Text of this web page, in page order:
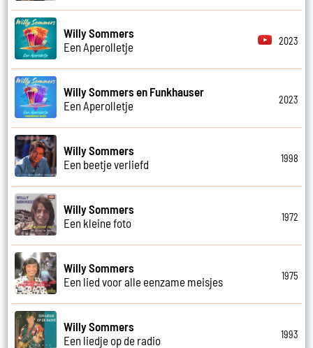
Willy Sommers
Een Aperolletje
2023
Willy Sommers en Funkhauser
Een Aperolletje
2023
Willy Sommers
Een beetje verliefd
1998
Willy Sommers
Een kleine foto
1972
Willy Sommers
Een lied voor alle eenzame meisjes
1975
Willy Sommers
Een liedje op de radio
1993